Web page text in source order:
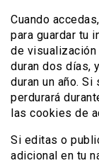
Cuando
para guardar tu
de
duran dos días,
duran un año.
perdurará
las cookies de
Si editas o
adicional en tu